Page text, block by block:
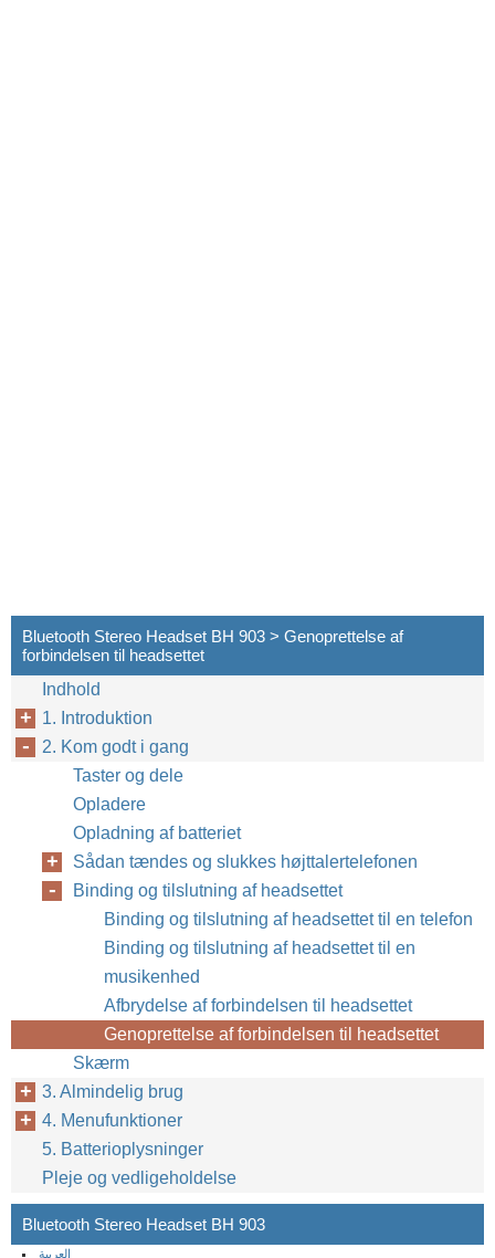
Bluetooth Stereo Headset BH 903 > Genoprettelse af
forbindelsen til headsettet
Indhold
1. Introduktion
2. Kom godt i gang
Taster og dele
Opladere
Opladning af batteriet
Sådan tændes og slukkes højttalertelefonen
Binding og tilslutning af headsettet
Binding og tilslutning af headsettet til en telefon
Binding og tilslutning af headsettet til en
musikenhed
Afbrydelse af forbindelsen til headsettet
Genoprettelse af forbindelsen til headsettet
Skærm
3. Almindelig brug
4. Menufunktioner
5. Batterioplysninger
Pleje og vedligeholdelse
Bluetooth Stereo Headset BH 903
العربية